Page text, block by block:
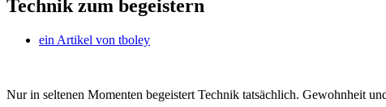
Technik zum begeistern
ein Artikel von tboley
Nur in seltenen Momenten begeistert Technik tatsächlich. Gewohnheit